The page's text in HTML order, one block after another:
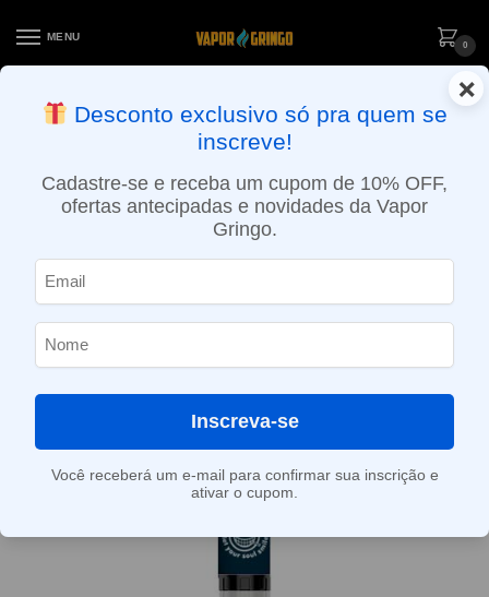
MENU
0
ENTREGA NO MESMO DIA EM SÃO PAULO (SEG A SEX): PEDIDOS
APROVADOS ATÉ 15:30 VIA MOTOBOY
×
Desconto exclusivo só pra quem se
inscreve!
Cadastre-se e receba um cupom de 10% OFF,
ofertas antecipadas e novidades da Vapor
Gringo.
Inscreva-se
Você receberá um e-mail para confirmar sua inscrição e
ativar o cupom.